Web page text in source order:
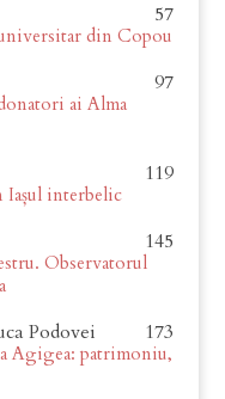
57
din Copou
97
ai Alma
119
Iașul interbelic
145
Observatorul
Podovei 173
Agigea: patrimoniu,